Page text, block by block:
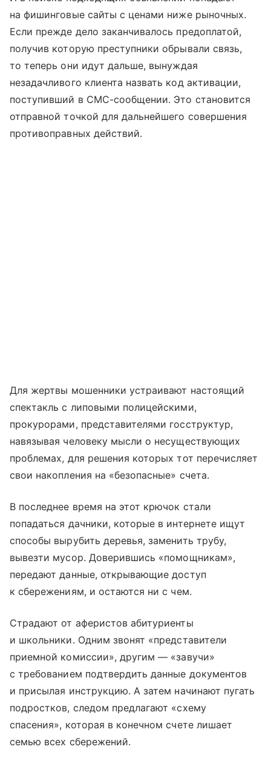
на фишинговые сайты с ценами ниже рыночных.
Если прежде дело заканчивалось предоплатой,
получив которую преступники обрывали связь,
то теперь они идут дальше, вынуждая
незадачливого клиента назвать код активации,
поступивший в СМС-сообщении. Это становится
отправной точкой для дальнейшего совершения
противоправных действий.
Для жертвы мошенники устраивают настоящий
спектакль с липовыми полицейскими,
прокурорами, представителями госструктур,
навязывая человеку мысли о несуществующих
проблемах, для решения которых тот перечисляет
свои накопления на «безопасные» счета.
В последнее время на этот крючок стали
попадаться дачники, которые в интернете ищут
способы вырубить деревья, заменить трубу,
вывезти мусор. Доверившись «помощникам»,
передают данные, открывающие доступ
к сбережениям, и остаются ни с чем.
Страдают от аферистов абитуриенты
и школьники. Одним звонят «представители
приемной комиссии», другим — «завучи»
с требованием подтвердить данные документов
и присылая инструкцию. А затем начинают пугать
подростков, следом предлагают «схему
спасения», которая в конечном счете лишает
семью всех сбережений.